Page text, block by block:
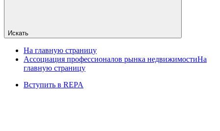
Искать
На главную страницу
Ассоциация профессионалов рынка недвижимостиНа
главную страницу
Вступить в REPA